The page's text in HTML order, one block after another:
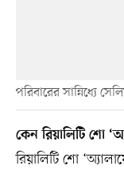
পরিবারের সান্নিধ্যে
কেন রিয়ালিটি শো
রিয়ালিটি শো